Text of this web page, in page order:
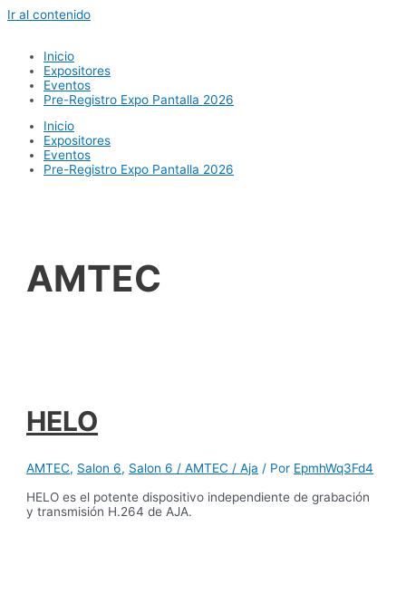
Ir al contenido
Inicio
Expositores
Eventos
Pre-Registro Expo Pantalla 2026
Inicio
Expositores
Eventos
Pre-Registro Expo Pantalla 2026
AMTEC
HELO
AMTEC, Salon 6, Salon 6 / AMTEC / Aja / Por EpmhWq3Fd4
HELO es el potente dispositivo independiente de grabación
y transmisión H.264 de AJA.